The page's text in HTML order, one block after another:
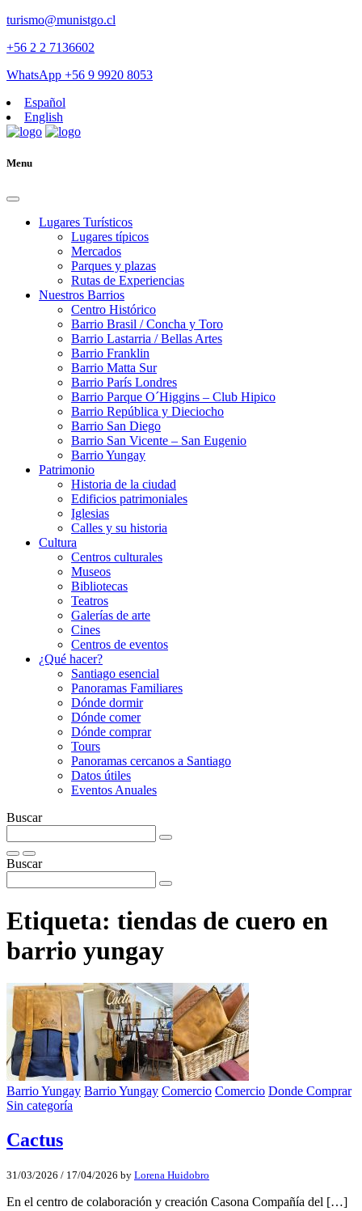
turismo@munistgo.cl
+56 2 2 7136602
WhatsApp +56 9 9920 8053
Español
English
Menu
Lugares Turísticos
Lugares tí­picos
Mercados
Parques y plazas
Rutas de Experiencias
Nuestros Barrios
Centro Histórico
Barrio Brasil / Concha y Toro
Barrio Lastarria / Bellas Artes
Barrio Franklin
Barrio Matta Sur
Barrio Parí­s Londres
Barrio Parque O´Higgins – Club Hipico
Barrio República y Dieciocho
Barrio San Diego
Barrio San Vicente – San Eugenio
Barrio Yungay
Patrimonio
Historia de la ciudad
Edificios patrimoniales
Iglesias
Calles y su historia
Cultura
Centros culturales
Museos
Bibliotecas
Teatros
Galerí­as de arte
Cines
Centros de eventos
¿Qué hacer?
Santiago esencial
Panoramas Familiares
Dónde dormir
Dónde comer
Dónde comprar
Tours
Panoramas cercanos a Santiago
Datos útiles
Eventos Anuales
Buscar
Buscar
Etiqueta: tiendas de cuero en
barrio yungay
Barrio Yungay Barrio Yungay Comercio Comercio Donde Comprar
Sin categoría
Cactus
31/03/2026 / 17/04/2026 by Lorena Huidobro
En el centro de colaboración y creación Casona Compañía del […]